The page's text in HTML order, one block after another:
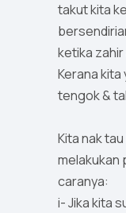
takut kita
ketika
Kerana kita
tengok &
Kita nak
melakukan
caranya:
i- Jika kita